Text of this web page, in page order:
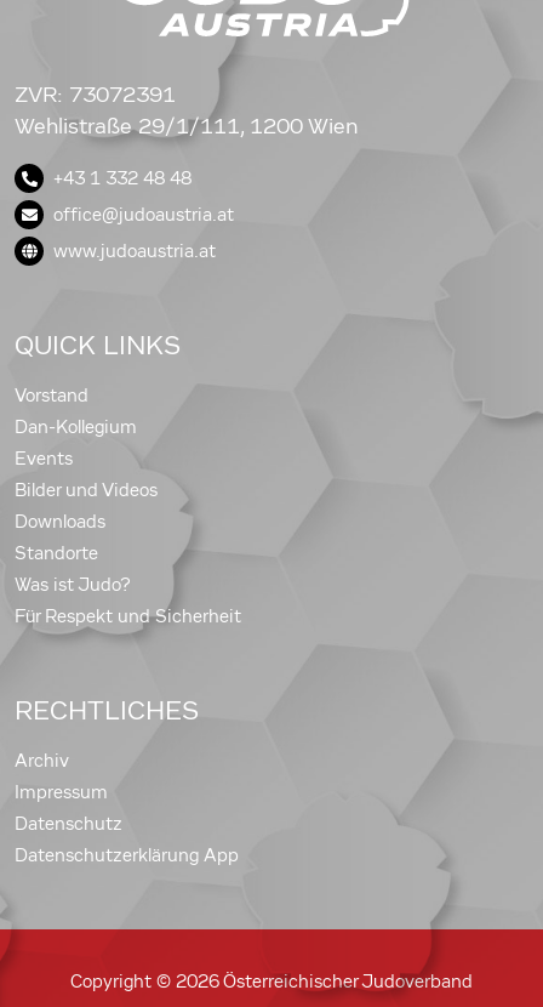
ZVR: 73072391
Wehlistraße 29/1/111, 1200 Wien
+43 1 332 48 48
office@judoaustria.at
www.judoaustria.at
QUICK LINKS
Vorstand
Dan-Kollegium
Events
Bilder und Videos
Downloads
Standorte
Was ist Judo?
Für Respekt und Sicherheit
RECHTLICHES
Archiv
Impressum
Datenschutz
Datenschutzerklärung App
Copyright © 2026 Österreichischer Judoverband